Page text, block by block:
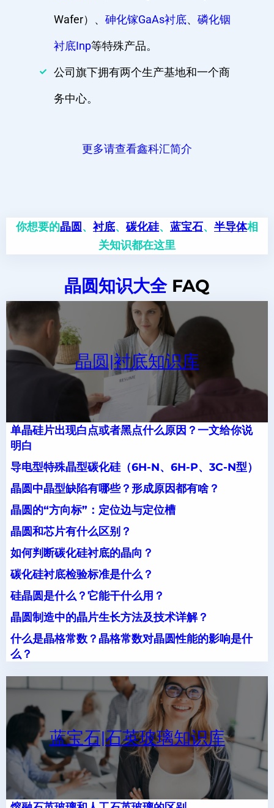
Wafer）、 砷化镓GaAs衬底、 磷化铟
衬底Inp等特殊产品。
公司旗下拥有两个生产基地和一个商
务中心。
更多请查看鑫科汇简介
你想要的晶圆 、衬底、 碳化硅、 蓝宝石、 半导体相
关知识都在这里
晶圆知识大全FAQ
晶圆|衬底知识库
单晶硅片出现白点或者黑点什么原因？一文给你说
明白
导电型特殊晶型碳化硅（6H-N、6H-P、3C-N型）
晶圆中晶型缺陷有哪些？形成原因都有啥？
晶圆的“方向标”：定位边与定位槽
晶圆和芯片有什么区别？
如何判断碳化硅衬底的晶向？
碳化硅衬底检验标准是什么？
硅晶圆是什么？它能干什么用？
晶圆制造中的晶片生长方法及技术详解？
什么是晶格常数？晶格常数对晶圆性能的影响是什
么？
蓝宝石|石英玻璃知识库